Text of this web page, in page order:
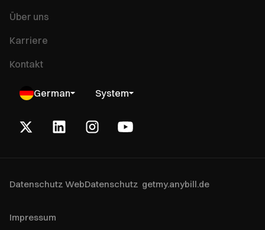
Über uns
Karriere
Kontakt
German System
Datenschutz WebDatenschutz getmy.anybill.de
Impressum